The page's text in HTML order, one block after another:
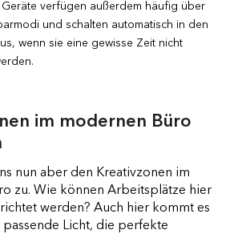
verfügen außerdem häufig über
und schalten automatisch in den
wenn sie eine gewisse Zeit nicht
im modernen Büro
nun aber den Kreativzonen im
zu. Wie können Arbeitsplätze hier
werden? Auch hier kommt es
passende Licht, die perfekte